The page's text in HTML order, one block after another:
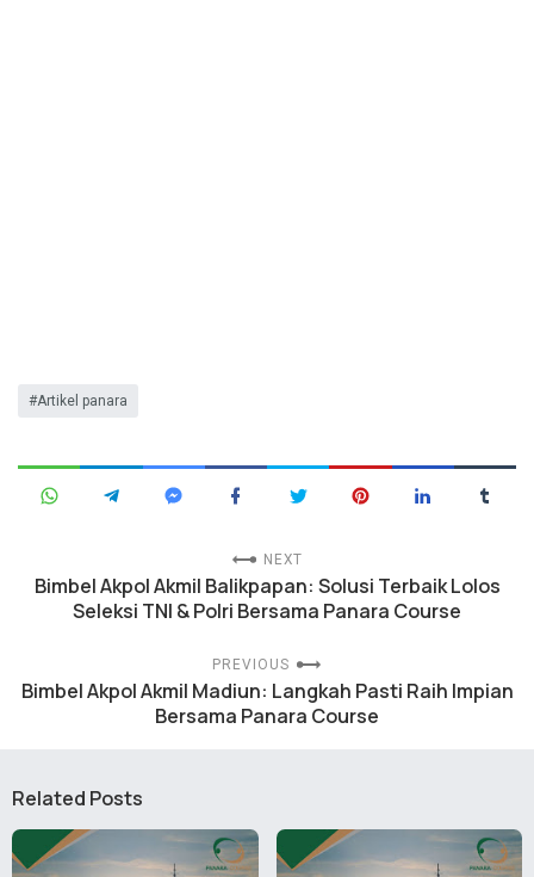
Artikel panara
NEXT
Bimbel Akpol Akmil Balikpapan: Solusi Terbaik Lolos
Seleksi TNI & Polri Bersama Panara Course
PREVIOUS
Bimbel Akpol Akmil Madiun: Langkah Pasti Raih Impian
Bersama Panara Course
Related Posts